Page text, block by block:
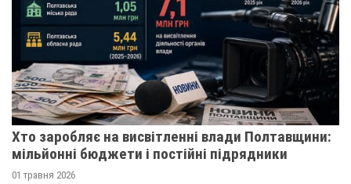
Хто заробляє на висвітленні влади Полтавщини:
мільйонні бюджети і постійні підрядники
01 травня 2026